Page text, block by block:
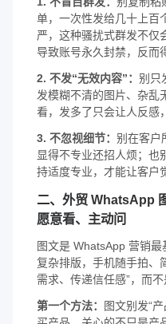
单，一次性发给几十上百
严，这种骚扰式群发不仅
导致账号永久封禁，反而
2. 不发“无效内容”： 别只
发模糊不清的图片、杂乱
看，发多了只会让人反感
3. 不忽视细节： 别在客户
显得不专业还招人烦；也
持适度专业，才能让客户
二、外贸 WhatsApp
愿意看、主动问
图文是 WhatsApp 营销
复杂排版，手机随手拍、
需求、传递信任感”，而不
第一个方法： 图文别发“